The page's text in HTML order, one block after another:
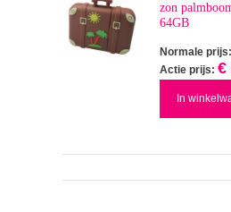
zon
64GB
Normale prijs:
Actie prijs: €
In